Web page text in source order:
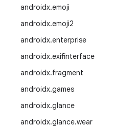
androidx.emoji
androidx.emoji2
androidx.enterprise
androidx.exifinterface
androidx.fragment
androidx.games
androidx.glance
androidx.glance.wear